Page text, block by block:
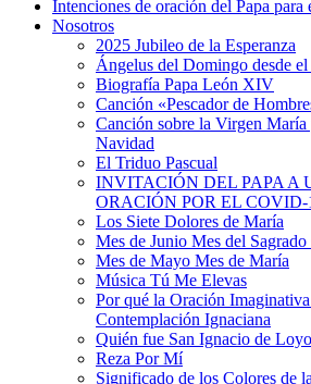
Intenciones de oración del Papa para
Nosotros
2025 Jubileo de la Esperanza
Ángelus del Domingo desde
Biografía Papa León XIV
Canción «Pescador de
Canción sobre la Virgen
Navidad
El Triduo Pascual
INVITACIÓN DEL PAPA A
ORACIÓN POR EL COVID-
Los Siete Dolores de María
Mes de Junio Mes del Sagrado
Mes de Mayo Mes de María
Música Tú Me Elevas
Por qué la Oración
Contemplación Ignaciana
Quién fue San Ignacio de
Reza Por Mí
Significado de los Colores de